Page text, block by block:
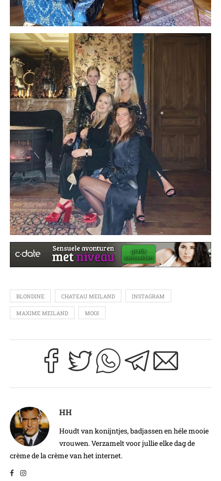
BLONDINE CHATEAU MEILAND INSTAGRAM
MAXIME MEILAND MOOI
HH
Houdt van konijntjes, badjassen en héle mooie
vrouwen. Verzamelt voor jullie elke dag de
crème de la crème van het internet.